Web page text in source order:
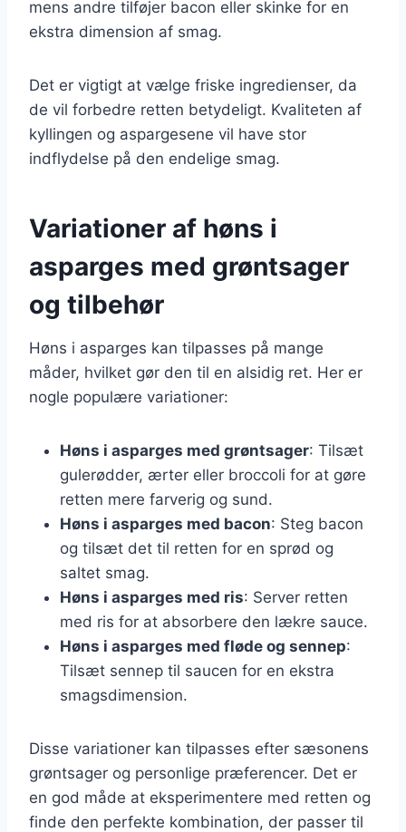
mens andre tilføjer bacon eller skinke for en
ekstra dimension af smag.
Det er vigtigt at vælge friske ingredienser, da
de vil forbedre retten betydeligt. Kvaliteten af
kyllingen og aspargesene vil have stor
indflydelse på den endelige smag.
Variationer af høns i
asparges med grøntsager
og tilbehør
Høns i asparges kan tilpasses på mange
måder, hvilket gør den til en alsidig ret. Her er
nogle populære variationer:
Høns i asparges med grøntsager: Tilsæt
gulerødder, ærter eller broccoli for at gøre
retten mere farverig og sund.
Høns i asparges med bacon: Steg bacon
og tilsæt det til retten for en sprød og
saltet smag.
Høns i asparges med ris: Server retten
med ris for at absorbere den lækre sauce.
Høns i asparges med fløde og sennep:
Tilsæt sennep til saucen for en ekstra
smagsdimension.
Disse variationer kan tilpasses efter sæsonens
grøntsager og personlige præferencer. Det er
en god måde at eksperimentere med retten og
finde den perfekte kombination, der passer til